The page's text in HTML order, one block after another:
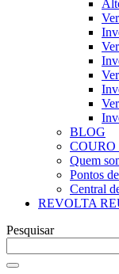
BLOG
COURO
Quem
Pontos
Central
REVOLTA
Pesquisar